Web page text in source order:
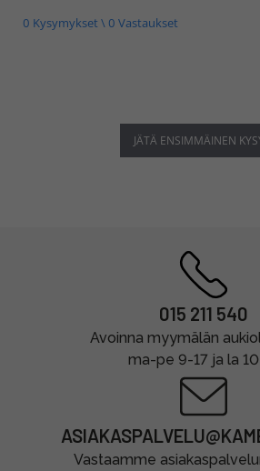
0 Kysymykset \ 0 Vastaukset
JÄTÄ ENSIMMÄINEN
015 211 540
Avoinna myymälän
ma-pe 9-17 ja la
Vastaamme